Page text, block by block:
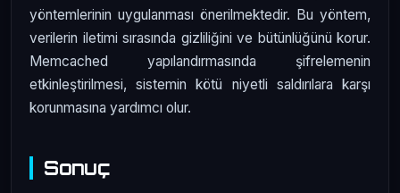
yöntemlerinin uygulanması önerilmektedir. Bu yöntem,
verilerin iletimi sırasında gizliliğini ve bütünlüğünü korur.
Memcached yapılandırmasında şifrelemenin
etkinleştirilmesi, sistemin kötü niyetli saldırılara karşı
korunmasına yardımcı olur.
Sonuç